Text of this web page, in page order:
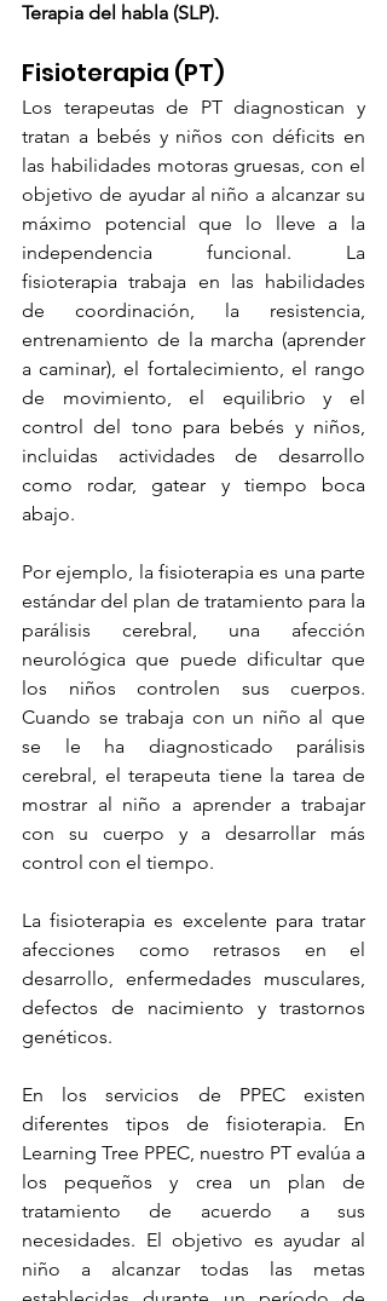
Terapia del habla (SLP).
Fisioterapia (PT)
Los terapeutas de PT diagnostican y
tratan a bebés y niños con déficits en
las habilidades motoras gruesas, con el
objetivo de ayudar al niño a alcanzar su
máximo potencial que lo lleve a la
independencia funcional. La
fisioterapia trabaja en las habilidades
de coordinación, la resistencia,
entrenamiento de la marcha (aprender
a caminar), el fortalecimiento, el rango
de movimiento, el equilibrio y el
control del tono para bebés y niños,
incluidas actividades de desarrollo
como rodar, gatear y tiempo boca
abajo.
Por ejemplo, la fisioterapia es una parte
estándar del plan de tratamiento para la
parálisis cerebral, una afección
neurológica que puede dificultar que
los niños controlen sus cuerpos.
Cuando se trabaja con un niño al que
se le ha diagnosticado parálisis
cerebral, el terapeuta tiene la tarea de
mostrar al niño a aprender a trabajar
con su cuerpo y a desarrollar más
control con el tiempo.
La fisioterapia es excelente para tratar
afecciones como retrasos en el
desarrollo, enfermedades musculares,
defectos de nacimiento y trastornos
genéticos.
En los servicios de PPEC existen
diferentes tipos de fisioterapia. En
Learning Tree PPEC, nuestro PT evalúa a
los pequeños y crea un plan de
tratamiento de acuerdo a sus
necesidades. El objetivo es ayudar al
niño a alcanzar todas las metas